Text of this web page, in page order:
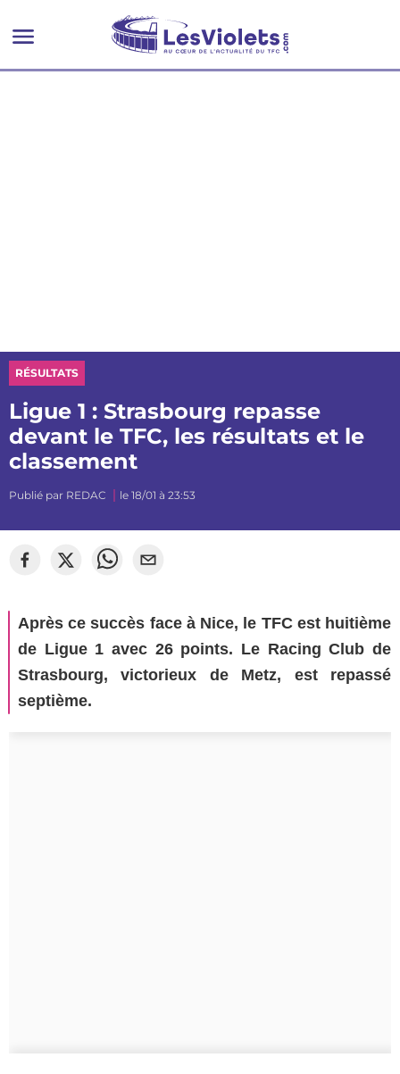
RÉSULTATS
Ligue 1 : Strasbourg repasse
devant le TFC, les résultats et le
classement
Publié par REDAC le 18/01 à 23:53
Après ce succès face à Nice, le TFC est huitième
de Ligue 1 avec 26 points. Le Racing Club de
Strasbourg, victorieux de Metz, est repassé
septième.